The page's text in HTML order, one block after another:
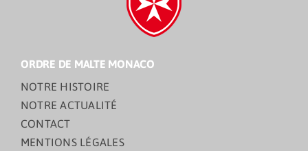
ORDRE DE MALTE MONACO
NOTRE HISTOIRE
NOTRE ACTUALITÉ
CONTACT
MENTIONS LÉGALES